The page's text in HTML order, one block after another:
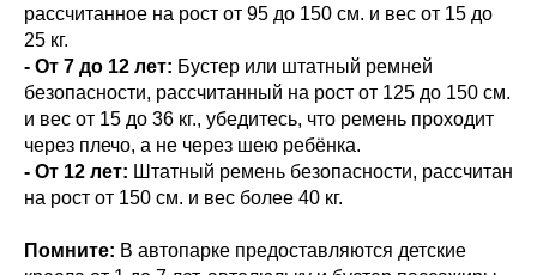
рассчитанное на рост от 95 до 150 см. и вес от 15 до
25 кг.
- От 7 до 12 лет: Бустер или штатный ремней
безопасности, рассчитанный на рост от 125 до 150 см.
и вес от 15 до 36 кг., убедитесь, что ремень проходит
через плечо, а не через шею ребёнка.
- От 12 лет: Штатный ремень безопасности, рассчитан
на рост от 150 см. и вес более 40 кг.
Помните: В автопарке предоставляются детские